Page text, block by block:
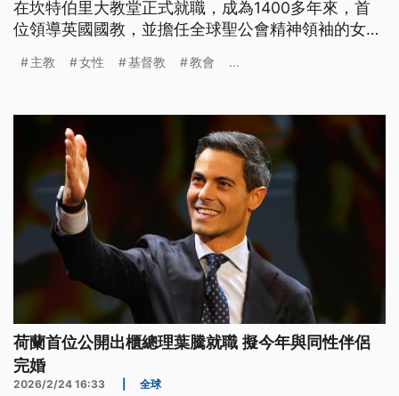
在坎特伯里大教堂正式就職，成為1400多年來，首
位領導英國國教，並擔任全球聖公會精神領袖的女
是一個深陷性虐待醜聞餘波，以及教義內部面臨嚴重
主教 女性 基督教 教會 ...
荷蘭首位公開出櫃總理葉騰就職 擬今年與同性伴侶
完婚
2026/2/24 16:33 全球